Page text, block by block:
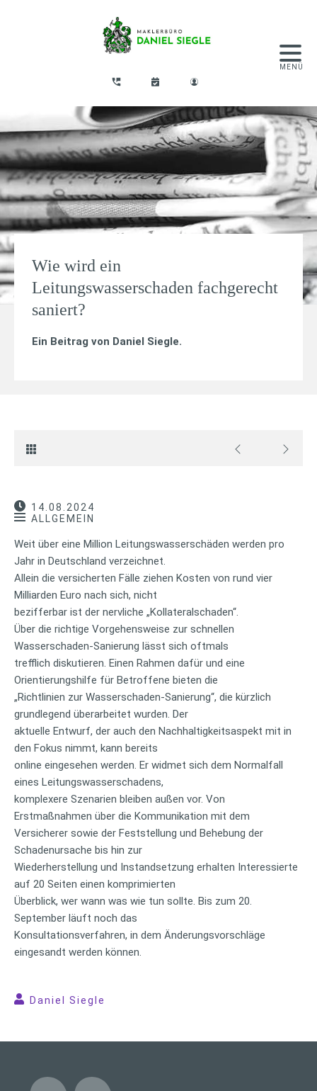
Wie wird ein
Leitungswasserschaden fachgerecht
saniert?
Ein Beitrag von Daniel Siegle.
14.08.2024
ALLGEMEIN
Weit über eine Million Leitungswasserschäden werden pro
Jahr in Deutschland verzeichnet.
Allein die versicherten Fälle ziehen Kosten von rund vier
Milliarden Euro nach sich, nicht
bezifferbar ist der nervliche „Kollateralschaden“.
Über die richtige Vorgehensweise zur schnellen
Wasserschaden-Sanierung lässt sich oftmals
trefflich diskutieren. Einen Rahmen dafür und eine
Orientierungshilfe für Betroffene bieten die
„Richtlinien zur Wasserschaden-Sanierung“, die kürzlich
grundlegend überarbeitet wurden. Der
aktuelle Entwurf, der auch den Nachhaltigkeitsaspekt mit in
den Fokus nimmt, kann bereits
online eingesehen werden. Er widmet sich dem Normalfall
eines Leitungswasserschadens,
komplexere Szenarien bleiben außen vor. Von
Erstmaßnahmen über die Kommunikation mit dem
Versicherer sowie der Feststellung und Behebung der
Schadenursache bis hin zur
Wiederherstellung und Instandsetzung erhalten Interessierte
auf 20 Seiten einen komprimierten
Überblick, wer wann was wie tun sollte. Bis zum 20.
September läuft noch das
Konsultationsverfahren, in dem Änderungsvorschläge
eingesandt werden können.
Daniel Siegle